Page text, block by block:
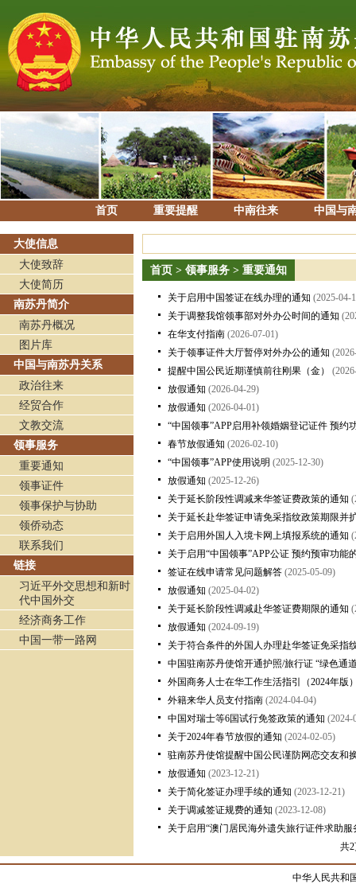
首页 重要提醒 中南往来 中国与
大使信息
大使致辞
大使简历
南苏丹简介
南苏丹概况
图片库
中国与南苏丹关系
政治往来
经贸合作
文教交流
领事服务
重要通知
领事证件
领事保护与协助
领侨动态
联系我们
链接
习近平外交思想和新时
代中国外交
经济商务工作
中国一带一路网
首页 > 领事服务 > 重要通知
关于启用中国签证在线办理的通知 (2025-04-
关于调整我馆领事部对外办公时间的通知
在华支付指南 (2026-07-01)
关于领事证件大厅暂停对外办公的通知
提醒中国公民近期谨慎前往刚果（金）
放假通知 (2026-04-29)
放假通知 (2026-04-01)
“中国领事”APP启用补领婚姻登记证件 预约
春节放假通知 (2026-02-10)
“中国领事”APP使用说明 (2025-12-30)
放假通知 (2025-12-26)
关于延长阶段性调减来华签证费政策的通知
关于延长赴华签证申请免采指纹政策期限并
关于启用外国人入境卡网上填报系统的通知
关于启用“中国领事”APP公证 预约预审功能
签证在线申请常见问题解答 (2025-05-09)
放假通知 (2025-04-02)
关于延长阶段性调减赴华签证费期限的通知
放假通知 (2024-09-19)
关于符合条件的外国人办理赴华签证免采指
中国驻南苏丹使馆开通护照/旅行证 “绿色通
外国商务人士在华工作生活指引（2024年版
外籍来华人员支付指南 (2024-04-04)
中国对瑞士等6国试行免签政策的通知 (2024-
关于2024年春节放假的通知 (2024-02-05)
驻南苏丹使馆提醒中国公民谨防网恋交友和
放假通知 (2023-12-21)
关于简化签证办理手续的通知 (2023-12-21)
关于调减签证规费的通知 (2023-12-08)
关于启用“澳门居民海外遗失旅行证件求助服
共
中华人民共和